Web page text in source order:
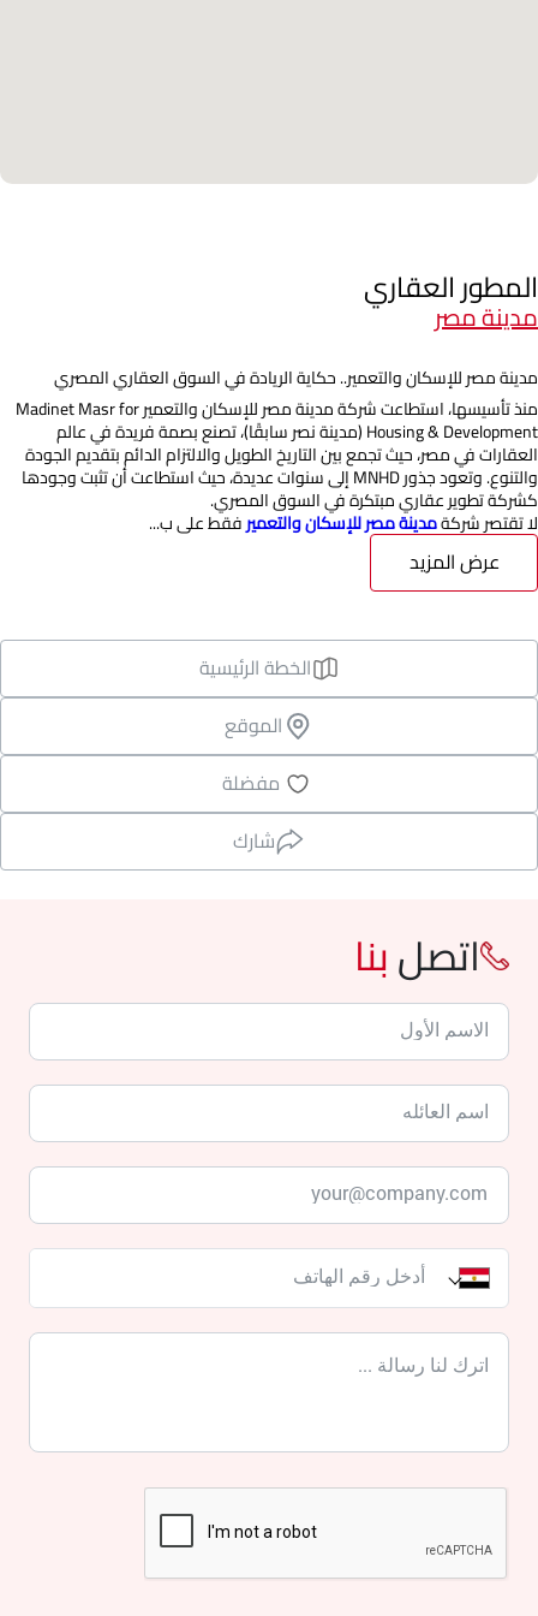
المطور العقاري
مدينة مصر
مدينة مصر للإسكان والتعمير.. حكاية الريادة في السوق العقاري المصري
منذ تأسيسها، استطاعت شركة مدينة مصر للإسكان والتعمير Madinet Masr for
Housing & Development (مدينة نصر سابقًا)، تصنع بصمة فريدة في عالم
العقارات في مصر، حيث تجمع بين التاريخ الطويل والالتزام الدائم بتقديم الجودة
والتنوع. وتعود جذور MNHD إلى سنوات عديدة، حيث استطاعت أن تثبت وجودها
كشركة تطوير عقاري مبتكرة في السوق المصري.
لا تقتصر شركةمدينة مصر للإسكان والتعميرفقط على ب...
عرض المزيد
الخطة الرئيسية
الموقع
مفضلة
شارك
اتصلبنا